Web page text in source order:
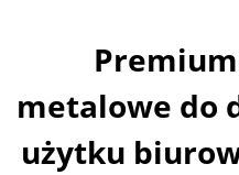
metalowe do
użytku